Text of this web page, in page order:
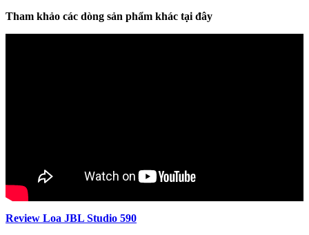
Tham khảo các dòng sản phẩm khác tại đây
Review Loa JBL Studio 590